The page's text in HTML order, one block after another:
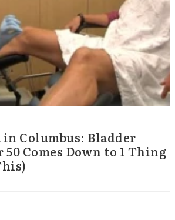
Columbus: Bladder
Comes Down to 1 Thing